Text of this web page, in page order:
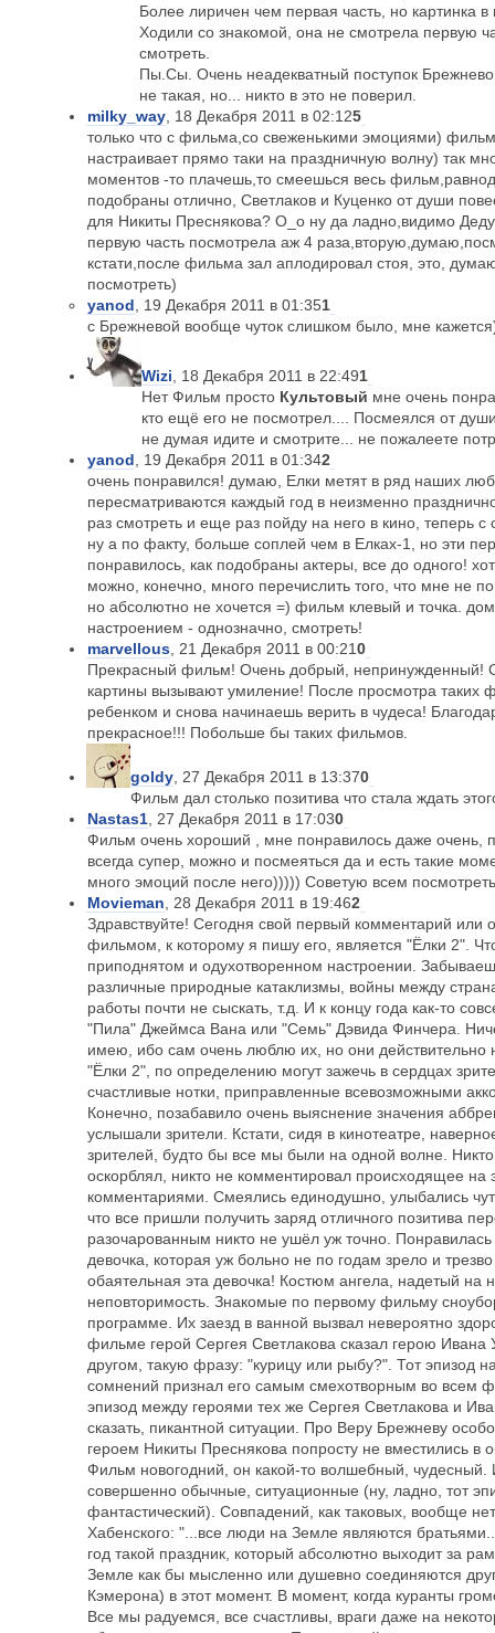
Более лиричен чем первая часть, но картинка
Ходили со знакомой, она не смотрела первую
смотреть.
Пы.Сы. Очень неадекватный поступок
не такая, но... никто в это не поверил.
milky_way , 18 Декабря 2011 в 02:125
только что с фильма,со свеженькими эмоциями)
настраивает прямо таки на праздничную волну) так
моментов -то плачешь,то смеешься весь
подобраны отлично, Светлаков и Куценко от души
для Никиты Преснякова? О_о ну да ладно,видимо
первую часть посмотрела аж 4
кстати,после фильма зал аплодировал стоя, это,
посмотреть)
yanod , 19 Декабря 2011 в 01:351
с Брежневой вообще чуток слишком было, мне
Wizi , 18 Декабря 2011 в 22:491
Нет Фильм просто Культовый мне очень
кто ещё его не посмотрел.... Посмеялся от
не думая идите и смотрите... не пожалеете
yanod , 19 Декабря 2011 в 01:342
очень понравился! думаю, Елки метят в ряд наших
пересматриваются каждый год в неизменно
раз смотреть и еще раз пойду на него в кино, теперь с
ну а по факту, больше соплей чем в Елках-1, но эти
понравилось, как подобраны актеры, все до одного!
можно, конечно, много перечислить того, что мне не
но абсолютно не хочется =) фильм клевый и точка.
настроением - однозначно, смотреть!
marvellous , 21 Декабря 2011 в 00:210
Прекрасный фильм! Очень добрый, непринужденный!
картины вызывают умиление! После просмотра таких
ребенком и снова начинаешь верить в чудеса!
прекрасное!!! Побольше бы таких фильмов.
goldy , 27 Декабря 2011 в 13:370
Фильм дал столько позитива что стала ждать
Nastas1 , 27 Декабря 2011 в 17:030
Фильм очень хороший , мне понравилось даже очень,
всегда супер, можно и посмеяться да и есть такие
много эмоций после него))))) Советую всем посмотреть
Movieman , 28 Декабря 2011 в 19:462
Здравствуйте! Сегодня свой первый комментарий
фильмом, к которому я пишу его, является "Ёлки 2".
приподнятом и одухотворенном настроении.
различные природные катаклизмы, войны между
работы почти не сыскать, т.д. И к концу года как-то
"Пила" Джеймса Вана или "Семь" Дэвида Финчера.
имею, ибо сам очень люблю их, но они
"Ёлки 2", по определению могут зажечь в сердцах
счастливые нотки, приправленные всевозможными
Конечно, позабавило очень выяснение значения
услышали зрители. Кстати, сидя в кинотеатре,
зрителей, будто бы все мы были на одной волне.
оскорблял, никто не комментировал происходящее
комментариями. Смеялись единодушно, улыбались
что все пришли получить заряд отличного позитива
разочарованным никто не ушёл уж точно.
девочка, которая уж больно не по годам зрело и
обаятельная эта девочка! Костюм ангела, надетый на
неповторимость. Знакомые по первому фильму
программе. Их заезд в ванной вызвал невероятно
фильме герой Сергея Светлакова сказал герою Ивана
другом, такую фразу: "курицу или рыбу?". Тот эпизод
сомнений признал его самым смехотворным во всем
эпизод между героями тех же Сергея Светлакова и
сказать, пикантной ситуации. Про Веру Брежневу
героем Никиты Преснякова попросту не вместились
Фильм новогодний, он какой-то волшебный, чудесный.
совершенно обычные, ситуационные (ну, ладно, тот
фантастический). Совпадений, как таковых, вообще
Хабенского: "...все люди на Земле являются
год такой праздник, который абсолютно выходит за
Земле как бы мысленно или душевно соединяются
Кэмерона) в этот момент. В момент, когда куранты
Все мы радуемся, все счастливы, враги даже на